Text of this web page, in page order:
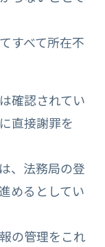
すべて所在不
確認されてい
直接謝罪を
、法務局の登
めるとしてい
の管理をこれ